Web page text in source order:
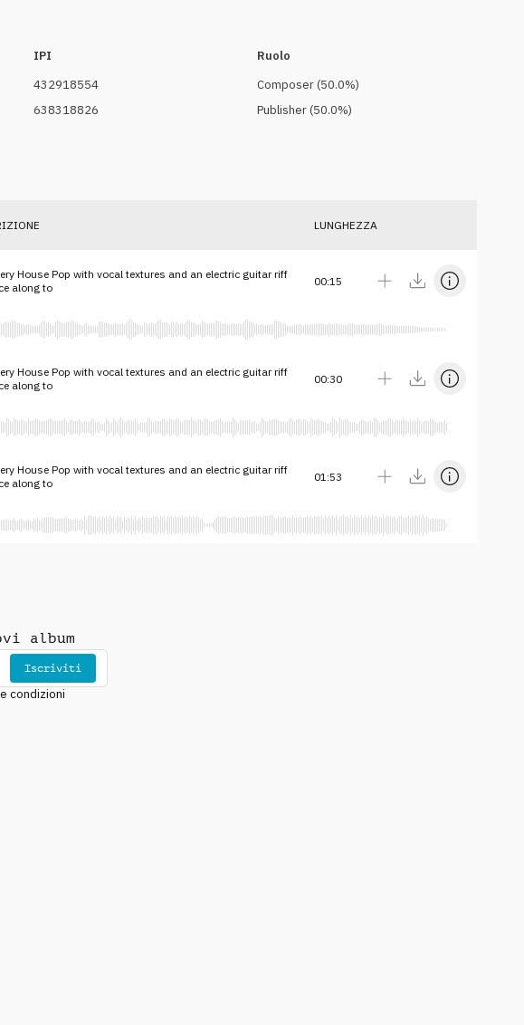
IPI
Ruolo
432918554 Composer(50.0%)
638318826 Publisher(50.0%)
LUNGHEZZA
House Pop with vocal textures and an electric guitar riff
along to
00:15
House Pop with vocal textures and an electric guitar riff
along to
00:30
House Pop with vocal textures and an electric guitar riff
along to
01:53
album
Iscriviti
condizioni